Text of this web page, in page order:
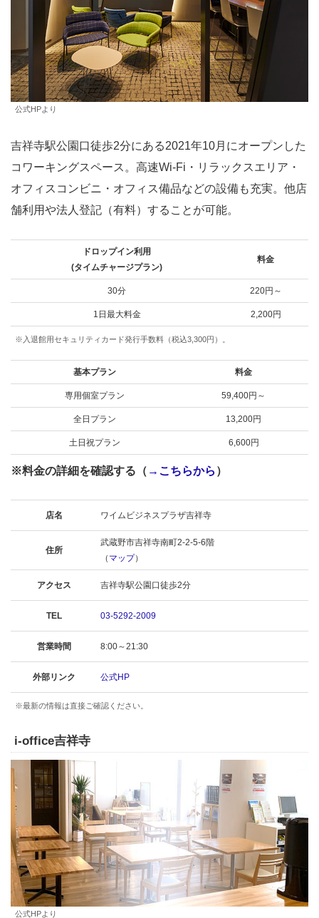
公式HPより
吉祥寺駅公園口徒歩2分にある2021年10月にオープンした
コワーキングスペース。高速Wi-Fi・リラックスエリア・
オフィスコンビニ・オフィス備品などの設備も充実。他店
舗利用や法人登記（有料）することが可能。
ドロップイン利用
(タイムチャージプラン)
料金
30分 220円～
1日最大料金 2,200円
※入退館用セキュリティカード発行手数料（税込3,300円）。
基本プラン 料金
専用個室プラン 59,400円～
全日プラン 13,200円
土日祝プラン 6,600円
※料金の詳細を確認する（ →こちらから ）
店名 ワイムビジネスプラザ吉祥寺
住所
武蔵野市吉祥寺南町2-2-5-6階
（ マップ）
アクセス 吉祥寺駅公園口徒歩2分
TEL 03-5292-2009
営業時間 8:00～21:30
外部リンク 公式HP
※最新の情報は直接ご確認ください。
i-office吉祥寺
公式HPより